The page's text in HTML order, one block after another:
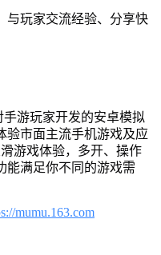
与玩家交流经验、分享快
游玩家开发的安卓模拟
验市面主流手机游戏及应
游戏体验，多开、操作
能满足你不同的游戏需
mumu.163.com